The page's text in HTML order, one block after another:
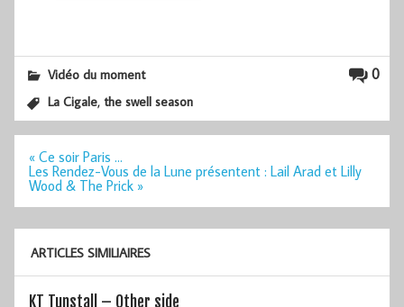
0
Vidéo du moment
La Cigale,the swell season
Navigation
de
l’article
« Ce soir Paris …
Les Rendez-Vous de la Lune présentent : Lail Arad et Lilly
Wood & The Prick »
ARTICLES SIMILIAIRES
KT Tunstall – Other side